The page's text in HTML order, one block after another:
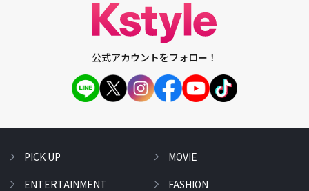
公式アカウントをフォロー！
PICK UP
ENTERTAINMENT
MOVIE
FASHION